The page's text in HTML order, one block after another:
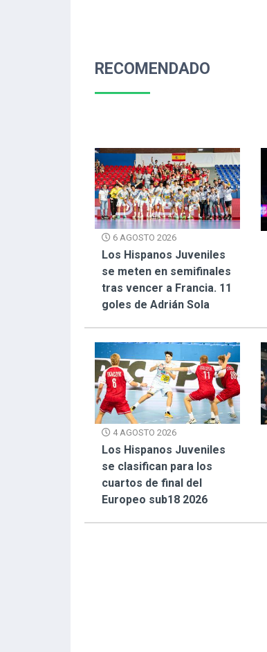
RECOMENDADO
6 AGOSTO 2026
Los Hispanos Juveniles
se meten en semifinales
tras vencer a Francia. 11
goles de Adrián Sola
4 AGOSTO 2026
Los Hispanos Juveniles
se clasifican para los
cuartos de final del
Europeo sub18 2026